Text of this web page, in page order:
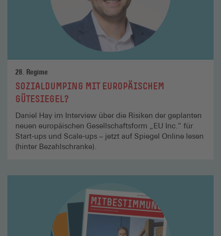
28. Regime
SOZIALDUMPING MIT EUROPÄISCHEM
GÜTESIEGEL?
Daniel Hay im Interview über die Risiken der geplanten
neuen europäischen Gesellschaftsform „EU Inc.“ für
Start-ups und Scale-ups – jetzt auf Spiegel Online lesen
(hinter Bezahlschranke).